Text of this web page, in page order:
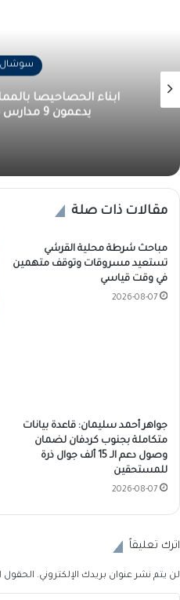
سوشال
ابناء الحصاحيصا
يدعمون 9 مدارس بمعينات اجلاس
مقالات ذات صلة
مباحث شرطة محلية القرشي
تستعيد مسروقات وتوقف متهمين
في وقت قياسي
2026-08-07
جواهر أحمد سليمان: قاعدة بيانات
متكاملة بجنوب كردفان لضمان
وصول دعم الـ 15 ألف جوال ذرة
للمستحقين
2026-08-07
اترك تعليقاً
لن يتم نشر عنوان بريدك الإلكتروني. الحقول